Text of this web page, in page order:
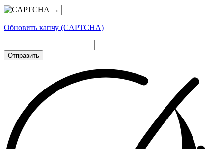
→
Обновить капчу (CAPTCHA)
Отправить